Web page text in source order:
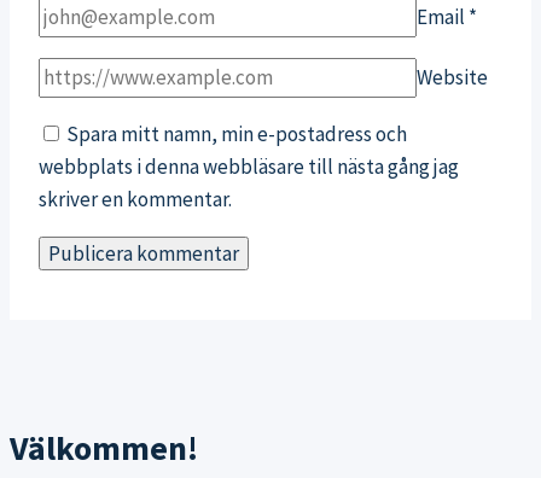
Email *
Website
Spara mitt namn, min e-postadress och
webbplats i denna webbläsare till nästa gång jag
skriver en kommentar.
Välkommen!